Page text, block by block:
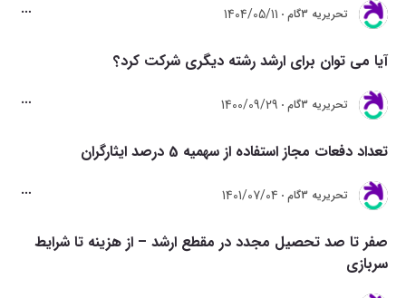
تحريريه 3گام 1404/05/11
آیا می توان برای ارشد رشته دیگری شرکت کرد؟
تحريريه 3گام 1400/09/29
تعداد دفعات مجاز استفاده از سهمیه 5 درصد ایثارگران
تحريريه 3گام 1401/07/04
صفر تا صد تحصیل مجدد در مقطع ارشد – از هزینه تا شرایط
سربازی